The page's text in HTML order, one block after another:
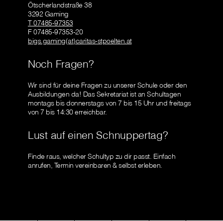
Ötscherlandstraße 38
3292 Gaming
T 07485-97353
F 07485-97353-20
bigs.gaming(at)caritas-stpoelten.at
Noch Fragen?
Wir sind für deine Fragen zu unserer Schule oder den
Ausbildungen da! Das Sekretariat ist an Schultagen
montags bis donnerstags von 7 bis 15 Uhr und freitags
von 7 bis 14:30 erreichbar.
Lust auf einen Schnuppertag?
Finde raus, welcher Schultyp zu dir passt. Einfach
anrufen, Termin vereinbaren & selbst erleben.